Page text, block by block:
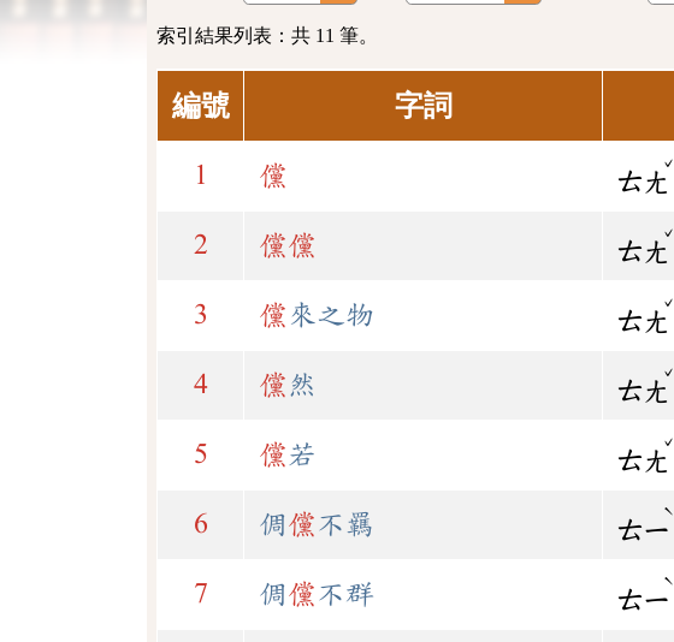
索引結果列表：共 11 筆。
編號 字詞
1 儻 ㄊㄤ
ˇ
2 儻儻 ㄊㄤ
ˇ
3 儻 來之物 ㄊㄤ
ˇ
4 儻 然 ㄊㄤ
ˇ
5 儻若 ㄊㄤ
ˇ
6 倜儻不羈 ㄊㄧ
ˋ
7 倜儻不群 ㄊㄧ
ˋ